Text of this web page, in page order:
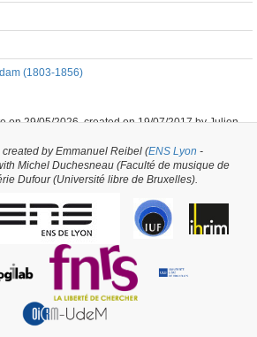
(1803-1856)
on 29/05/2026,created on 19/07/2017 by Julien
by Emmanuel Reibel (ENS Lyon -
Michel Duchesneau (Faculté de musique de
Dufour (Université libre de Bruxelles).